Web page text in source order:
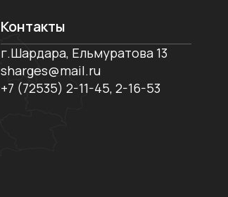
Контакты
г.Шардара, Ельмуратова 13
sharges@mail.ru
+7 (72535) 2-11-45, 2-16-53